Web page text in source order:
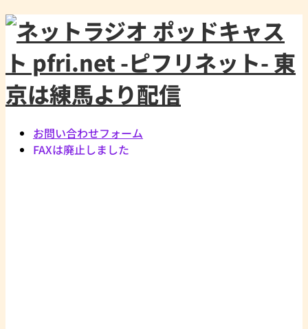
お問い合わせフォーム
FAXは廃止しました